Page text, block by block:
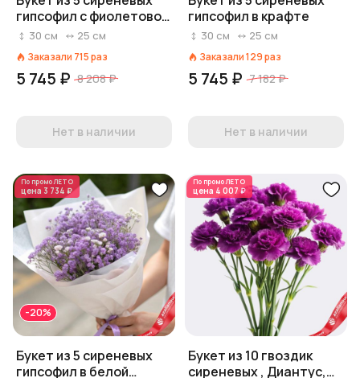
гипсофил с фиолетовой
лентой
30 см 25 см
Заказали 715раз
5 745 ₽ 8 208 ₽
Нет в наличии
гипсофил в крафте
30 см 25 см
Заказали129раз
5 745 ₽ 7 182 ₽
Нет в наличии
По промоЛЕТО
цена 3 734 ₽
-20%
Букет из 5 сиреневых
гипсофил в белой
По промоЛЕТО
цена 4 007 ₽
Букет из 10 гвоздик
сиреневых , Диантус,